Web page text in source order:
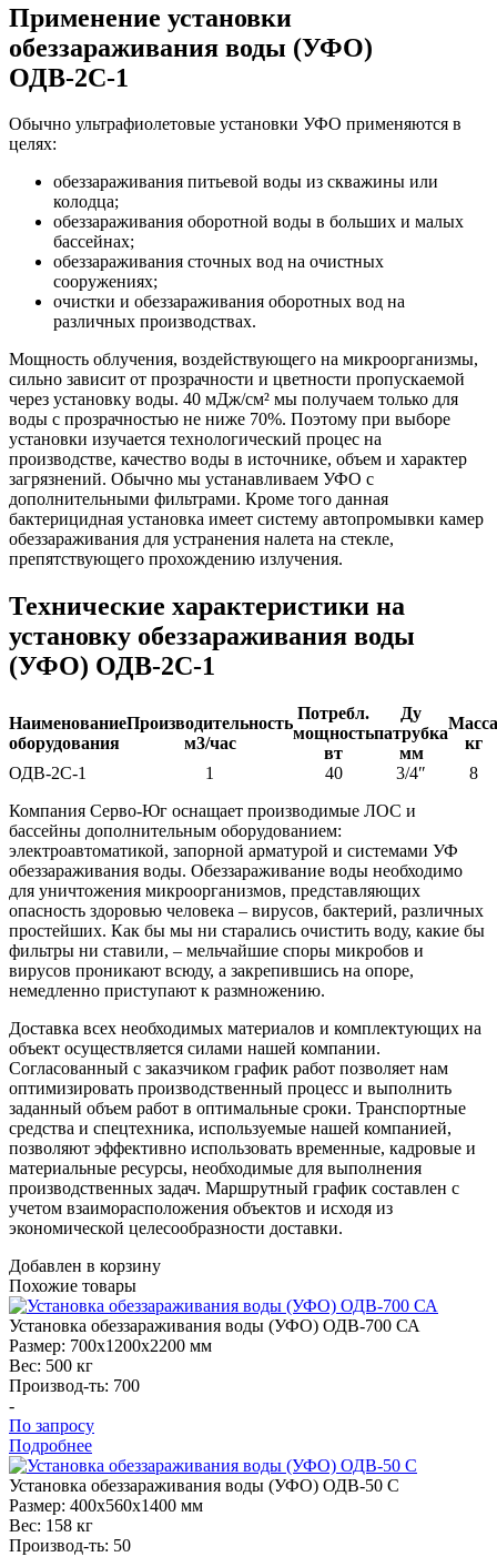
Применение установки
обеззараживания воды (УФО)
ОДВ-2С-1
Обычно ультрафиолетовые установки УФО применяются в
целях:
обеззараживания питьевой воды из скважины или
колодца;
обеззараживания оборотной воды в больших и малых
бассейнах;
обеззараживания сточных вод на очистных
сооружениях;
очистки и обеззараживания оборотных вод на
различных производствах.
Мощность облучения, воздействующего на микроорганизмы,
сильно зависит от прозрачности и цветности пропускаемой
через установку воды. 40 мДж/cм² мы получаем только для
воды с прозрачностью не ниже 70%. Поэтому при выборе
установки изучается технологический процес на
производстве, качество воды в источнике, объем и характер
загрязнений. Обычно мы устанавливаем УФО с
дополнительными фильтрами. Кроме того данная
бактерицидная установка имеет систему автопромывки камер
обеззараживания для устранения налета на стекле,
препятствующего прохождению излучения.
Технические характеристики на
установку обеззараживания воды
(УФО) ОДВ-2С-1
Наименование
оборудования
Производительность
м3/час
Потребл.
мощность
вт
Ду
патрубка
мм
Масса
кг
ОДВ-2С-1
1 40 3/4″
8
Компания Серво-Юг оснащает производимые ЛОС и
бассейны дополнительным оборудованием:
электроавтоматикой, запорной арматурой и системами УФ
обеззараживания воды. Обеззараживание воды необходимо
для уничтожения микроорганизмов, представляющих
опасность здоровью человека – вирусов, бактерий, различных
простейших. Как бы мы ни старались очистить воду, какие бы
фильтры ни ставили, – мельчайшие споры микробов и
вирусов проникают всюду, а закрепившись на опоре,
немедленно приступают к размножению.
Доставка всех необходимых материалов и комплектующих на
объект осуществляется силами нашей компании.
Согласованный с заказчиком график работ позволяет нам
оптимизировать производственный процесс и выполнить
заданный объем работ в оптимальные сроки. Транспортные
средства и спецтехника, используемые нашей компанией,
позволяют эффективно использовать временные, кадровые и
материальные ресурсы, необходимые для выполнения
производственных задач. Маршрутный график составлен с
учетом взаиморасположения объектов и исходя из
экономической целесообразности доставки.
Добавлен в корзину
Похожие товары
Установка обеззараживания воды (УФО) ОДВ-700 СА
Размер: 700x1200x2200 мм
Вес: 500 кг
Производ-ть: 700
-
По запросу
Подробнее
Установка обеззараживания воды (УФО) ОДВ-50 С
Размер: 400x560x1400 мм
Вес: 158 кг
Производ-ть: 50